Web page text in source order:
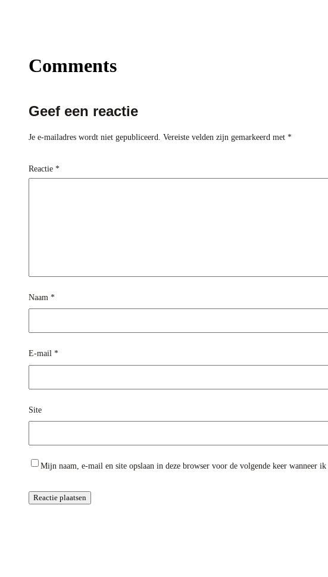
Comments
Geef een reactie
Je e-mailadres wordt niet gepubliceerd. Vereiste velden zijn gemarkeerd met *
Reactie *
Naam *
E-mail *
Site
Mijn naam, e-mail en site opslaan in deze browser voor de volgende keer wanneer ik